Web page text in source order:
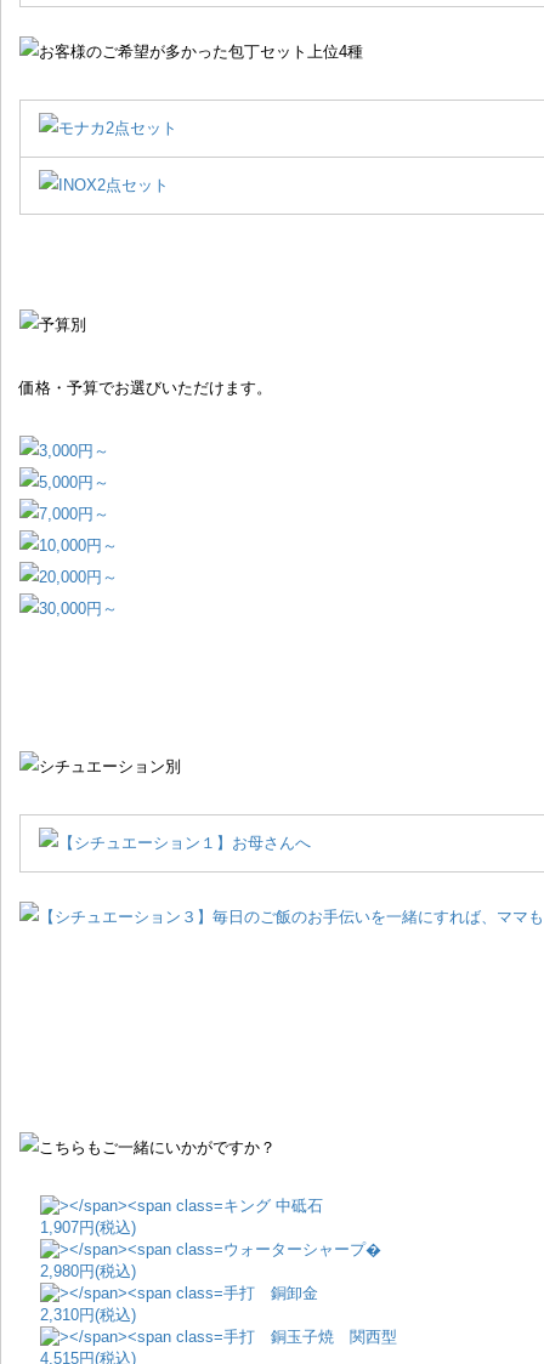
価格・予算でお選びいただけます。
キング 中砥石
1,907円(税込)
ウォーターシャープ�
2,980円(税込)
手打 銅卸金
2,310円(税込)
手打 銅玉子焼 関西型
4,515円(税込)